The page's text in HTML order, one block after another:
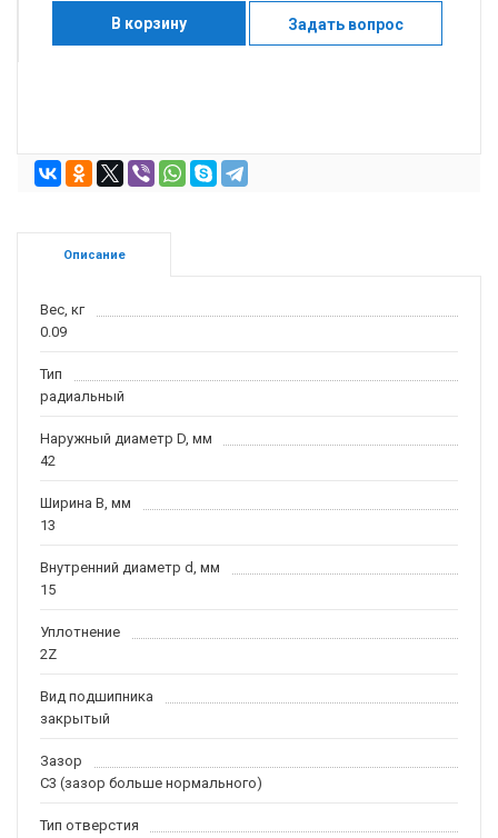
В корзину Задать вопрос
Описание
Вес, кг
0.09
Тип
радиальный
Наружный диаметр D, мм
42
Ширина B, мм
13
Внутренний диаметр d, мм
15
Уплотнение
2Z
Вид подшипника
закрытый
Зазор
C3 (зазор больше нормального)
Тип отверстия